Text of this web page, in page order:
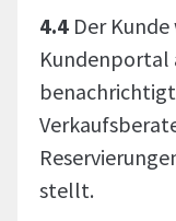
4.4 Der
Kundenportal
stellt.